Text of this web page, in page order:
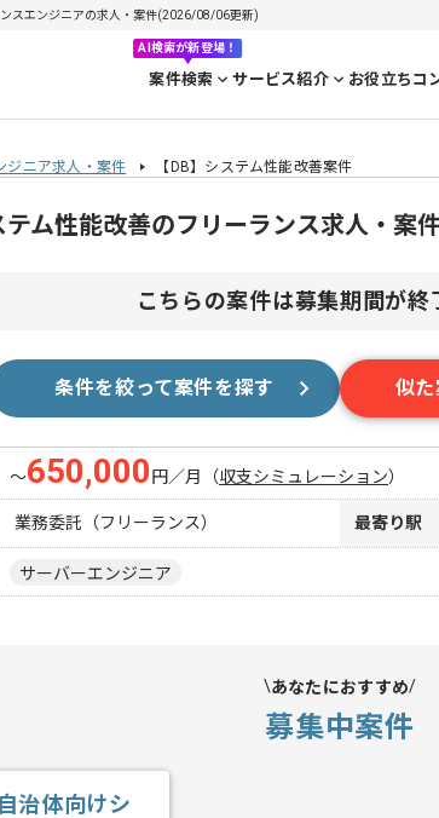
ンスエンジニアの求人・案件(2026/08/06更新)
AI検索が新登場！
案件検索 サービス紹介 お役立ちコ
ジニア求人・案件 【DB】システム性能改善案件
テム性能改善のフリーランス求人・案
こちらの案件は募集期間が終
条件を絞って案件を探す 似
〜650,000 円／月 （収支シミュレーション）
業務委託（フリーランス） 最寄り駅
サーバーエンジニア
あなたにおすすめ
募集中案件
治体向けシ